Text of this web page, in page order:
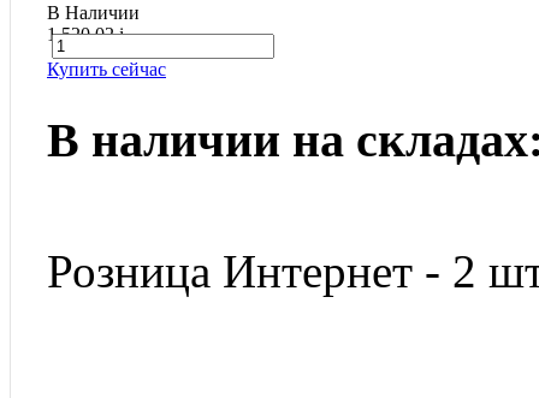
В Наличии
1 520.02i
Купить сейчас
В наличии на
Розница Интернет - 2